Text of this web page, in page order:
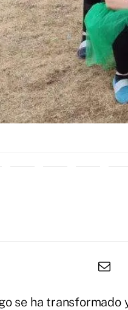
se ha transformado